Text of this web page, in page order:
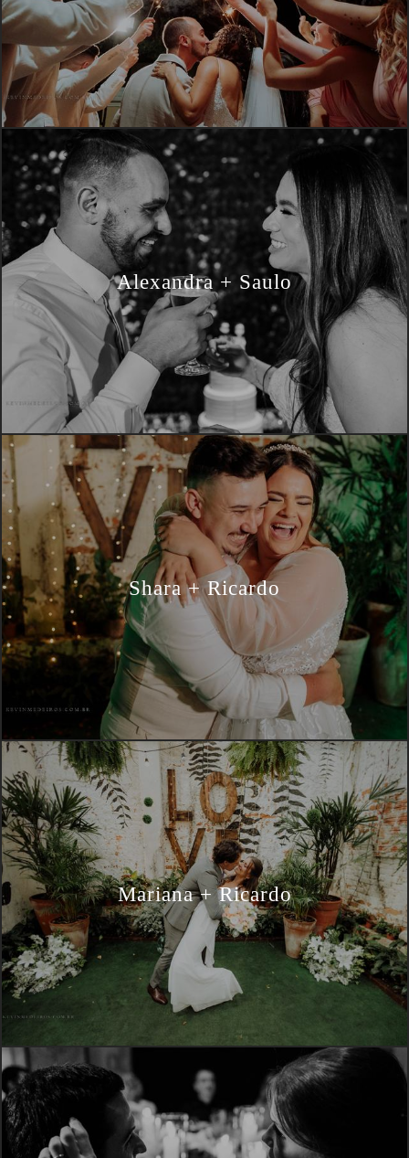
Alexandra + Saulo
Shara + Ricardo
Mariana + Ricardo